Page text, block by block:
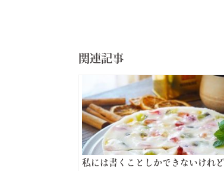
関連記事
私には書くことしかできないけれど